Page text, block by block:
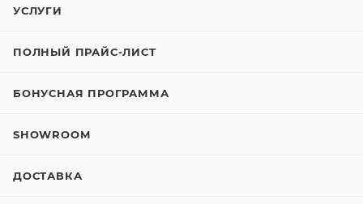
УСЛУГИ
ПОЛНЫЙ ПРАЙС-ЛИСТ
БОНУСНАЯ ПРОГРАММА
SHOWROOM
ДОСТАВКА